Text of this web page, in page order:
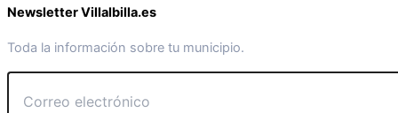
Newsletter Villalbilla.es
Toda la información sobre tu municipio.